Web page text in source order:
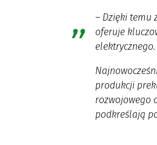
– Dzięki temu
oferuje
elektrycznego.
produkcji
rozwojowego
podkreślają